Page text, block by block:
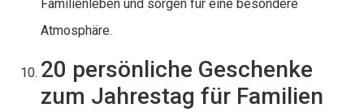
Familienleben und sorgen für eine besondere
Atmosphäre.
20 persönliche Geschenke
zum Jahrestag für Familien